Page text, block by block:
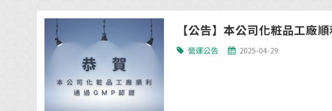
【公告】本公司化粧品工廠
營運公告 2025-04-29